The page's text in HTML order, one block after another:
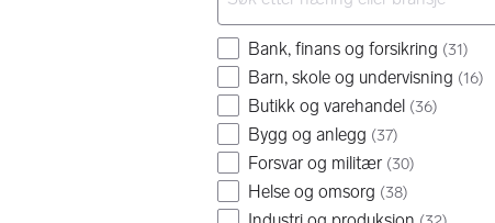
Bank, finans og forsikring (31)
Barn, skole og undervisning (16)
Butikk og varehandel (36)
Bygg og anlegg (37)
Forsvar og militær (30)
Helse og omsorg (38)